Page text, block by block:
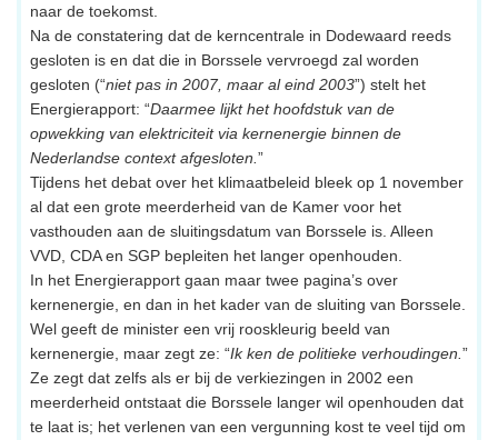
naar de toekomst.
Na de constatering dat de kerncentrale in Dodewaard reeds
gesloten is en dat die in Borssele vervroegd zal worden
gesloten (“niet pas in 2007, maar al eind 2003”) stelt het
Energierapport: “Daarmee lijkt het hoofdstuk van de
opwekking van elektriciteit via kernenergie binnen de
Nederlandse context afgesloten. ”
Tijdens het debat over het klimaatbeleid bleek op 1 november
al dat een grote meerderheid van de Kamer voor het
vasthouden aan de sluitingsdatum van Borssele is. Alleen
VVD, CDA en SGP bepleiten het langer openhouden.
In het Energierapport gaan maar twee pagina’s over
kernenergie, en dan in het kader van de sluiting van Borssele.
Wel geeft de minister een vrij rooskleurig beeld van
kernenergie, maar zegt ze: “Ik ken de politieke verhoudingen. ”
Ze zegt dat zelfs als er bij de verkiezingen in 2002 een
meerderheid ontstaat die Borssele langer wil openhouden dat
te laat is; het verlenen van een vergunning kost te veel tijd om